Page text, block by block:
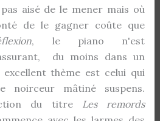
aisé de le mener mais où
de le gagner coûte que
, le piano n'est
du moins dans un
thème est celui qui
noirceur mâtiné suspens.
du titre Les remords